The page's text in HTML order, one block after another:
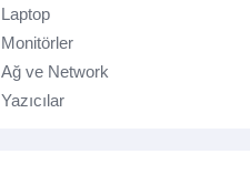
Laptop
Monitörler
Ağ ve Network
Yazıcılar